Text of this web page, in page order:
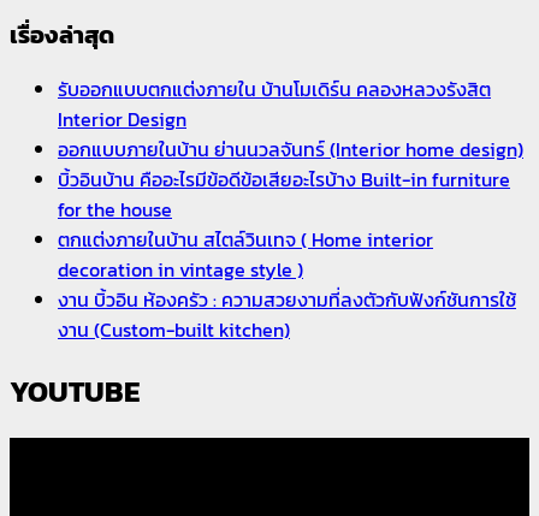
เรื่องล่าสุด
รับออกแบบตกแต่งภายใน บ้านโมเดิร์น คลองหลวงรังสิต
Interior Design
ออกแบบภายในบ้าน ย่านนวลจันทร์ (Interior home design)
บิ้วอินบ้าน คืออะไรมีข้อดีข้อเสียอะไรบ้าง Built-in furniture
for the house
ตกแต่งภายในบ้าน สไตล์วินเทจ ( Home interior
decoration in vintage style )
งาน บิ้วอิน ห้องครัว : ความสวยงามที่ลงตัวกับฟังก์ชันการใช้
งาน (Custom-built kitchen)
YOUTUBE